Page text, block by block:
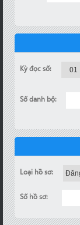
Kỳ đọc số:
Số danh bộ:
Loại hồ sơ:
Số hồ sơ: